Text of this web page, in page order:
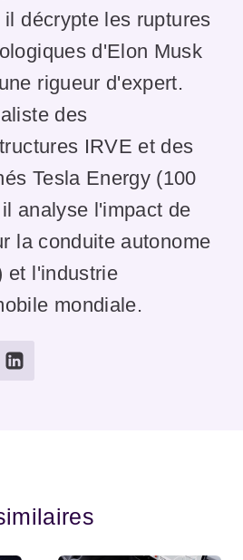
il décrypte les ruptures
d'Elon Musk
rigueur d'expert.
des
IRVE et des
Tesla Energy (100
analyse l'impact de
la conduite autonome
et l'industrie
mondiale.